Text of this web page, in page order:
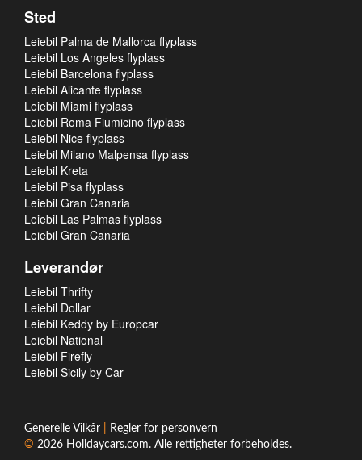
Sted
Leiebil Palma de Mallorca flyplass
Leiebil Los Angeles flyplass
Leiebil Barcelona flyplass
Leiebil Alicante flyplass
Leiebil Miami flyplass
Leiebil Roma Fiumicino flyplass
Leiebil Nice flyplass
Leiebil Milano Malpensa flyplass
Leiebil Kreta
Leiebil Pisa flyplass
Leiebil Gran Canaria
Leiebil Las Palmas flyplass
Leiebil Gran Canaria
Leverandør
Leiebil Thrifty
Leiebil Dollar
Leiebil Keddy by Europcar
Leiebil National
Leiebil Firefly
Leiebil Sicily by Car
Generelle Vilkår
Regler for personvern
© 2026 Holidaycars.com. Alle rettigheter forbeholdes.